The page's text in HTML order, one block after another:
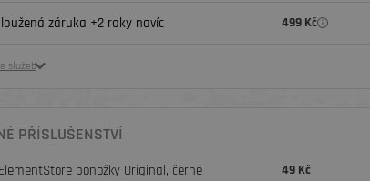
záruka +2 roky navíc 499 Kč
služeb
PŘÍSLUŠENSTVÍ
ElementStore ponožky Original, černé 49 Kč